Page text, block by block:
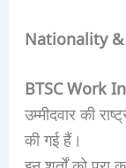
Nationality
BTSC Work
उम्मीदवार की
की गई हैं।